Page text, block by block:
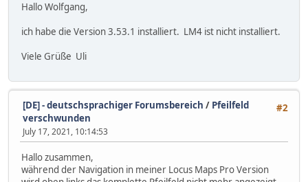
Hallo Wolfgang,
ich habe die Version 3.53.1 installiert. LM4 ist nicht installiert.
Viele Grüße Uli
#2
[DE] - deutschsprachiger Forumsbereich / Pfeilfeld
verschwunden
July 17, 2021, 10:14:53
Hallo zusammen,
während der Navigation in meiner Locus Maps Pro Version